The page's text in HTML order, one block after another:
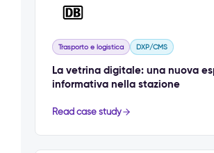
Trasporto e logistica DXP/CMS
La vetrina digitale: una nuova
informativa nella stazione
Read case study